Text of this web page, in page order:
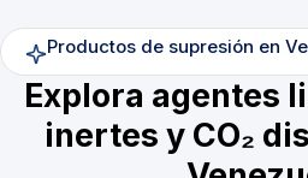
Productos de supresión en
Explora agentes
inertes y CO₂